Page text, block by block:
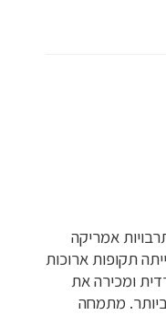
אמריקה
תקופות ארוכות
ומכירה את
מתמחה